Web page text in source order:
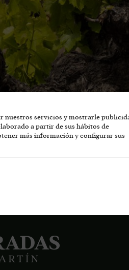
Martín, en plena sierra de
natural dan lugar a vinos que
nuestros servicios y mostrarle
a partir de sus hábitos de
más información y configurar sus